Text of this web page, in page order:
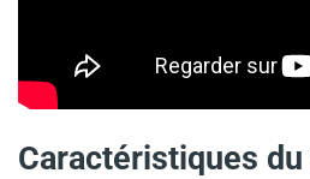
Caractéristiques